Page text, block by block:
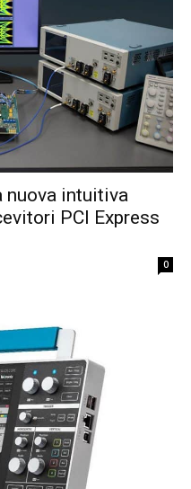
nuova intuitiva
PCI Express
0